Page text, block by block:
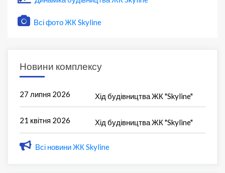
Всі фото ЖК Skyline
Новини комплексу
27 липня 2026 Хід будівництва ЖК "Skyline"
21 квітня 2026 Хід будівництва ЖК "Skyline"
Всі новини ЖК Skyline